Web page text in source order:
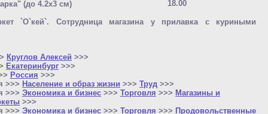
(до 4.2x3 см)
18.00
`О`кей`. Сотрудница магазина у прилавка с куриными
Круглов Алексей >>>
Екатеринбург >>>
Россия >>>
>>> Население и образ жизни >>> Труд >>>
>>> Экономика и бизнес >>> Торговля >>> Магазины и
>>>
>>> Экономика и бизнес >>> Торговля >>> Продовольственные